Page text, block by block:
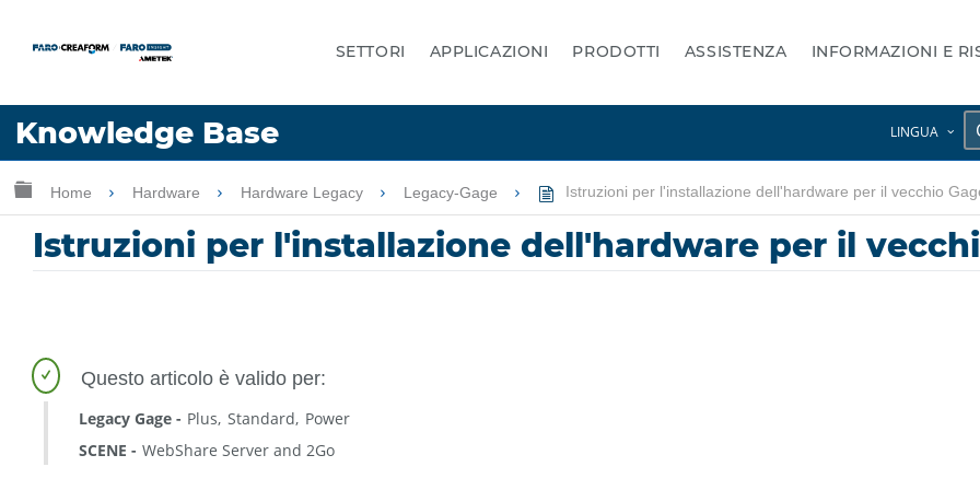
SETTORI APPLICAZIONI PRODOTTI ASSISTENZA INFORMAZIONI E
Knowledge Base LINGUA
Lingua
Ingrandisci/riduci gerarchia globale
Home Hardware Hardware Legacy Legacy-Gage Istruzioni per l'installazione dell'hardware per il vecchio
Istruzioni per l'installazione dell'hardware per il
Legacy Gage Plus Standard Power
SCENE
WebShare Server and 2Go